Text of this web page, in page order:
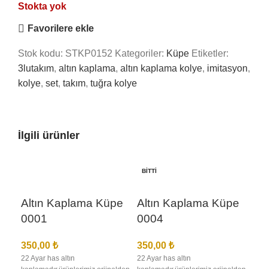
Stokta yok
Favorilere ekle
Stok kodu: STKP0152 Kategoriler: Küpe Etiketler:
3lutakım, altın kaplama, altın kaplama kolye, imitasyon,
kolye, set, takım, tuğra kolye
İlgili ürünler
Altın Kaplama Küpe
0001
350,00 ₺
22 Ayar has altın
BITTI
Altın Kaplama Küpe
0004
350,00 ₺
22 Ayar has altın